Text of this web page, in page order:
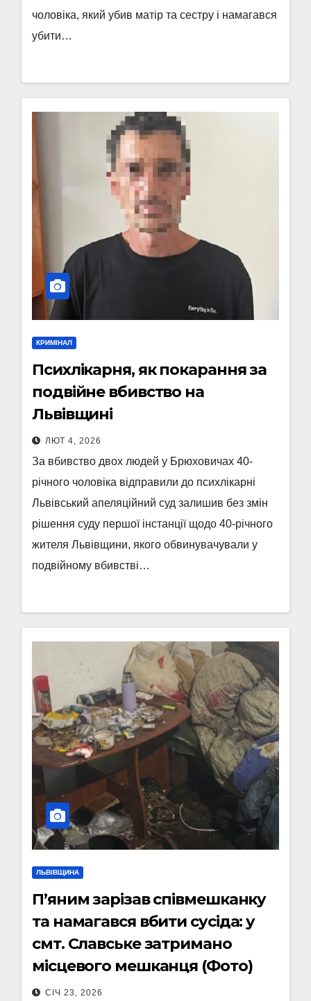
чоловіка, який убив матір та сестру і намагався
убити…
КРИМІНАЛ
Психлікарня, як покарання за
подвійне вбивство на
Львівщині
ЛЮТ 4, 2026
За вбивство двох людей у Брюховичах 40-
річного чоловіка відправили до психлікарні
Львівський апеляційний суд залишив без змін
рішення суду першої інстанції щодо 40-річного
жителя Львівщини, якого обвинувачували у
подвійному вбивстві…
ЛЬВІВЩИНА
П’яним зарізав співмешканку
та намагався вбити сусіда: у
смт. Славське затримано
місцевого мешканця (Фото)
СІЧ 23, 2026